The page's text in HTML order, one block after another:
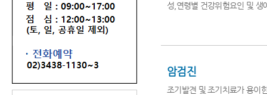
성,연령별 건강위험요인 및 생
암검진
조기발견 및 조기치료가 용이